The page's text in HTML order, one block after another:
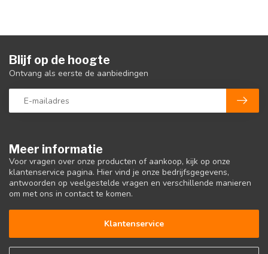
Meer informatie
Voor vragen over onze producten of aankoop, kijk op onze
klantenservice pagina. Hier vind je onze bedrijfsgegevens,
antwoorden op veelgestelde vragen en verschillende manieren
om met ons in contact te komen.
Klantenservice
Blijf op de hoogte
Ontvang als eerste de aanbiedingen